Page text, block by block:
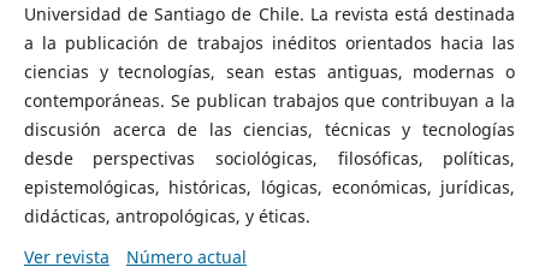
Universidad de Santiago de Chile. La revista está destinada
a la publicación de trabajos inéditos orientados hacia las
ciencias y tecnologías, sean estas antiguas, modernas o
contemporáneas. Se publican trabajos que contribuyan a la
discusión acerca de las ciencias, técnicas y tecnologías
desde perspectivas sociológicas, filosóficas, políticas,
epistemológicas, históricas, lógicas, económicas, jurídicas,
didácticas, antropológicas, y éticas.
Ver revista
Número actual